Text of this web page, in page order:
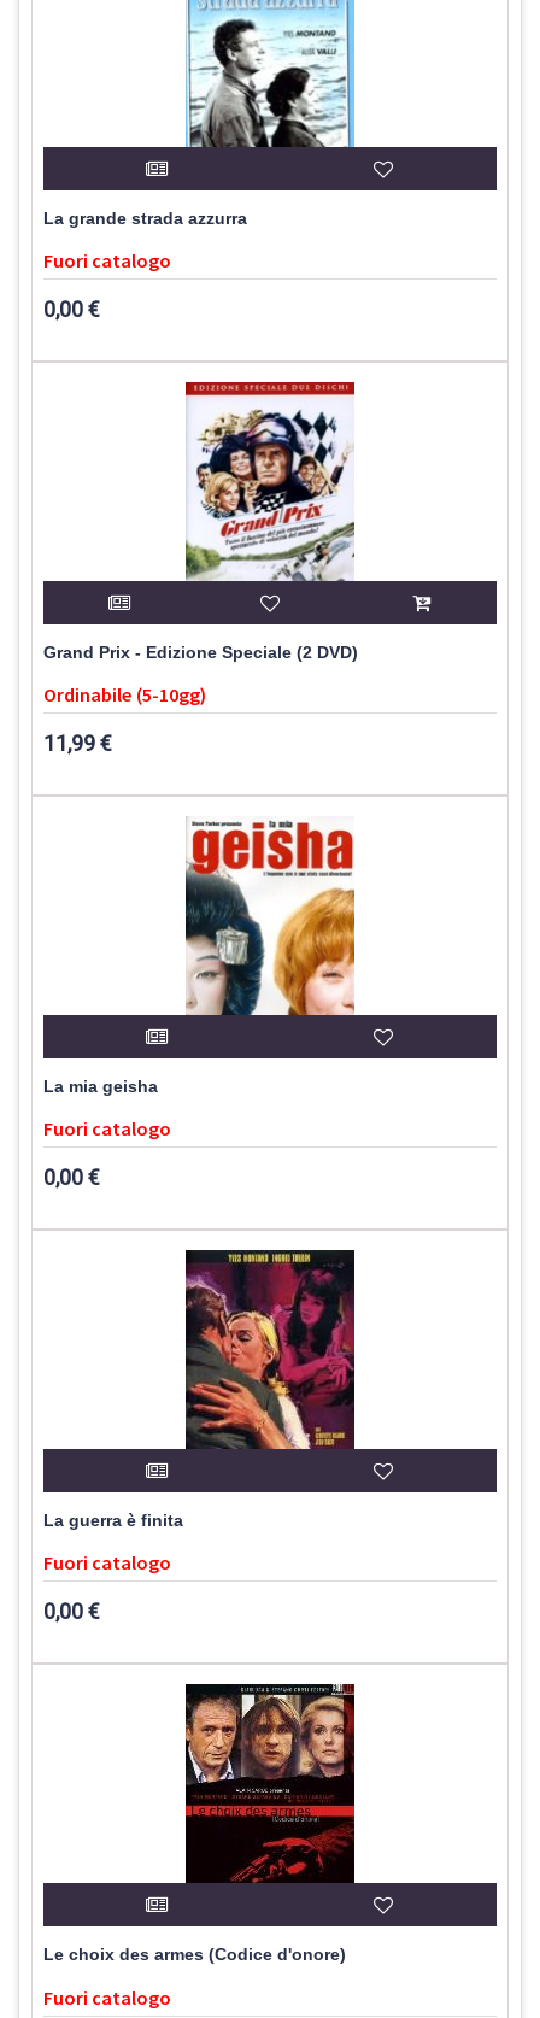
La grande strada azzurra
Fuori catalogo
0,00 €
Grand Prix - Edizione Speciale (2 DVD)
Ordinabile (5-10gg)
11,99 €
La mia geisha
Fuori catalogo
0,00 €
La guerra è finita
Fuori catalogo
0,00 €
Le choix des armes (Codice d'onore)
Fuori catalogo